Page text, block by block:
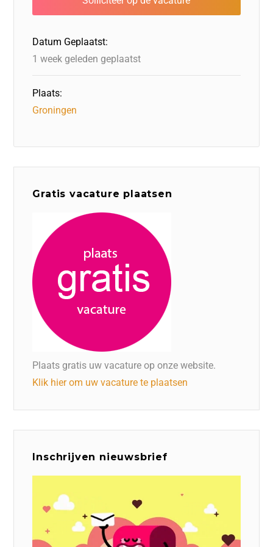
o
o
k
n
o s
p
Datum Geplaatst:
1 week geleden geplaatst
Plaats:
Groningen
Gratis vacature plaatsen
Plaats gratis uw vacature op onze website.
Klik hier om uw vacature te plaatsen
Inschrijven nieuwsbrief